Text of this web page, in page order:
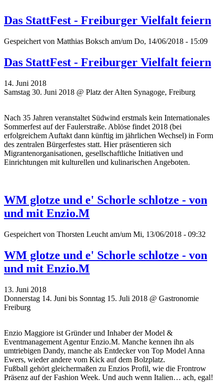
Das StattFest - Freiburger Vielfalt feiern
Gespeichert von Matthias Boksch am/um Do, 14/06/2018 - 15:09
Das StattFest - Freiburger Vielfalt feiern
14. Juni 2018
Samstag 30. Juni 2018 @ Platz der Alten Synagoge, Freiburg
Nach 35 Jahren veranstaltet Südwind erstmals kein Internationales
Sommerfest auf der Faulerstraße. Ablöse findet 2018 (bei
erfolgreichem Auftakt dann künftig im jährlichen Wechsel) in Form
des zentralen Bürgerfestes statt. Hier präsentieren sich
Migrantenorganisationen, gesellschaftliche Initiativen und
Einrichtungen mit kulturellen und kulinarischen Angeboten.
WM glotze und e' Schorle schlotze - von
und mit Enzio.M
Gespeichert von Thorsten Leucht am/um Mi, 13/06/2018 - 09:32
WM glotze und e' Schorle schlotze - von
und mit Enzio.M
13. Juni 2018
Donnerstag 14. Juni bis Sonntag 15. Juli 2018 @ Gastronomie
Freiburg
Enzio Maggiore ist Gründer und Inhaber der Model &
Eventmanagement Agentur Enzio.M. Manche kennen ihn als
umtriebigen Dandy, manche als Entdecker von Top Model Anna
Ewers, wieder andere vom Kick auf dem Bolzplatz.
Fußball gehört gleichermaßen zu Enzios Profil, wie die Frontrow
Präsenz auf der Fashion Week. Und auch wenn Italien… ach, egal!